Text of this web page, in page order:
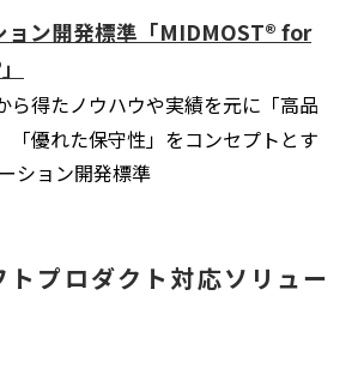
ョン開発標準「MIDMOST® for
ら得たノウハウや実績を元に「高品
「優れた保守性」をコンセプトとす
ション開発標準
トプロダクト対応ソリュー